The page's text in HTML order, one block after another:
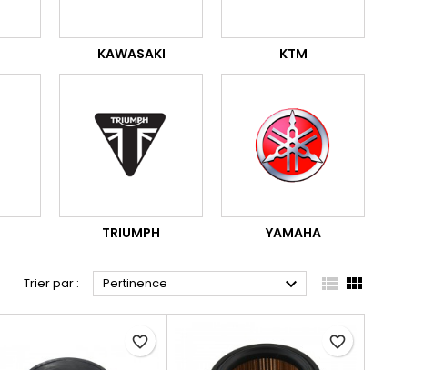
KAWASAKI KTM
TRIUMPH YAMAHA
Trier par : Pertinence   
favorite_border favorite_border